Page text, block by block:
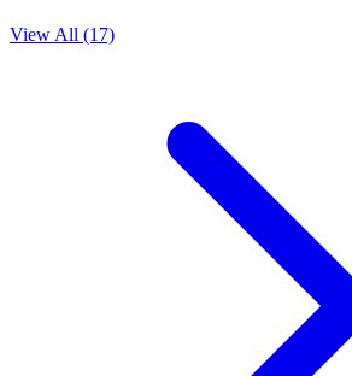
View All (17)